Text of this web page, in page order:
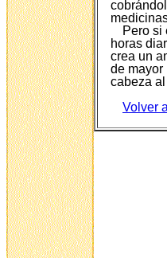
Pero si
horas
crea un
de mayor
cabeza
Volver